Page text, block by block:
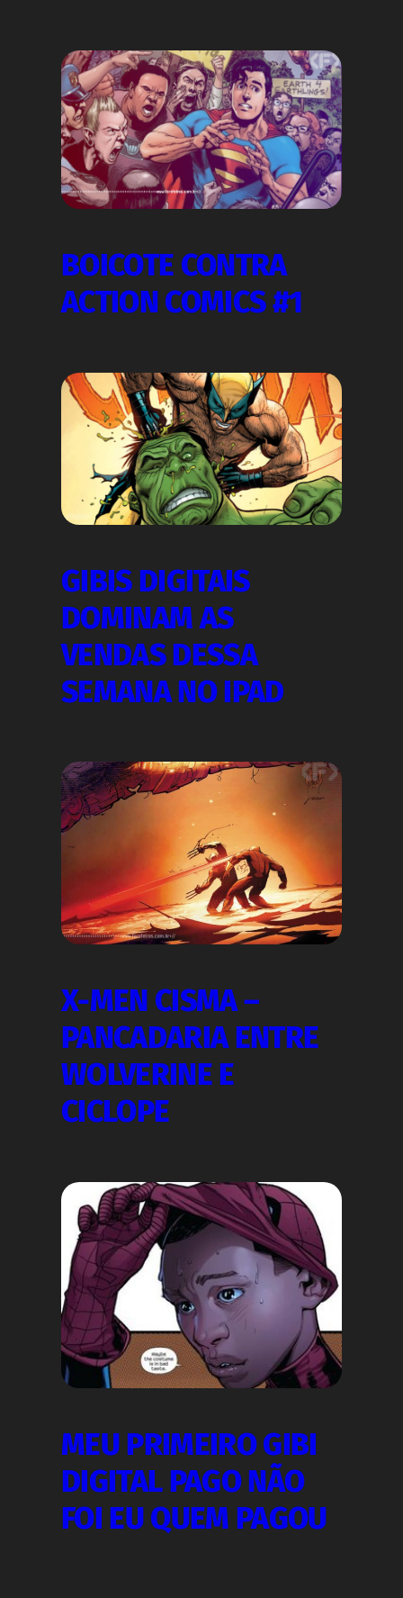
BOICOTE CONTRA
ACTION COMICS #1
GIBIS DIGITAIS
DOMINAM AS
VENDAS DESSA
SEMANA NO IPAD
X-MEN CISMA –
PANCADARIA ENTRE
WOLVERINE E
CICLOPE
MEU PRIMEIRO GIBI
DIGITAL PAGO NÃO
FOI EU QUEM PAGOU